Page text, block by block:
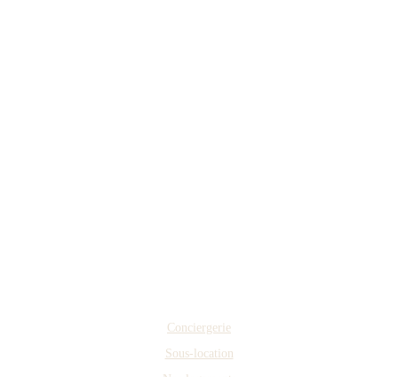
Conciergerie
Sous-location